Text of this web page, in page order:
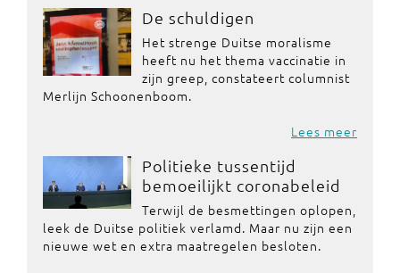
De schuldigen
Het strenge Duitse moralisme
heeft nu het thema vaccinatie in
zijn greep, constateert columnist
Merlijn Schoonenboom.
Lees meer
Politieke tussentijd
bemoeilijkt coronabeleid
Terwijl de besmettingen oplopen,
leek de Duitse politiek verlamd. Maar nu zijn een
nieuwe wet en extra maatregelen besloten.